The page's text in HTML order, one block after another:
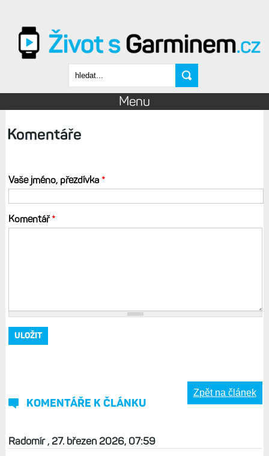
Vyhledávání
Menu
Komentáře
Vaše jméno, přezdívka *
Komentář*
KOMENTÁŘE K ČLÁNKU
Zpět na článek
Radomír , 27. březen 2026, 07:59